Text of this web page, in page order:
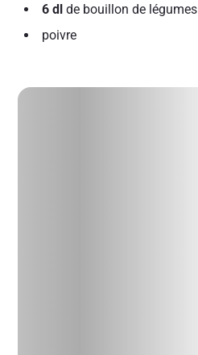
6 dl de bouillon de légumes
poivre